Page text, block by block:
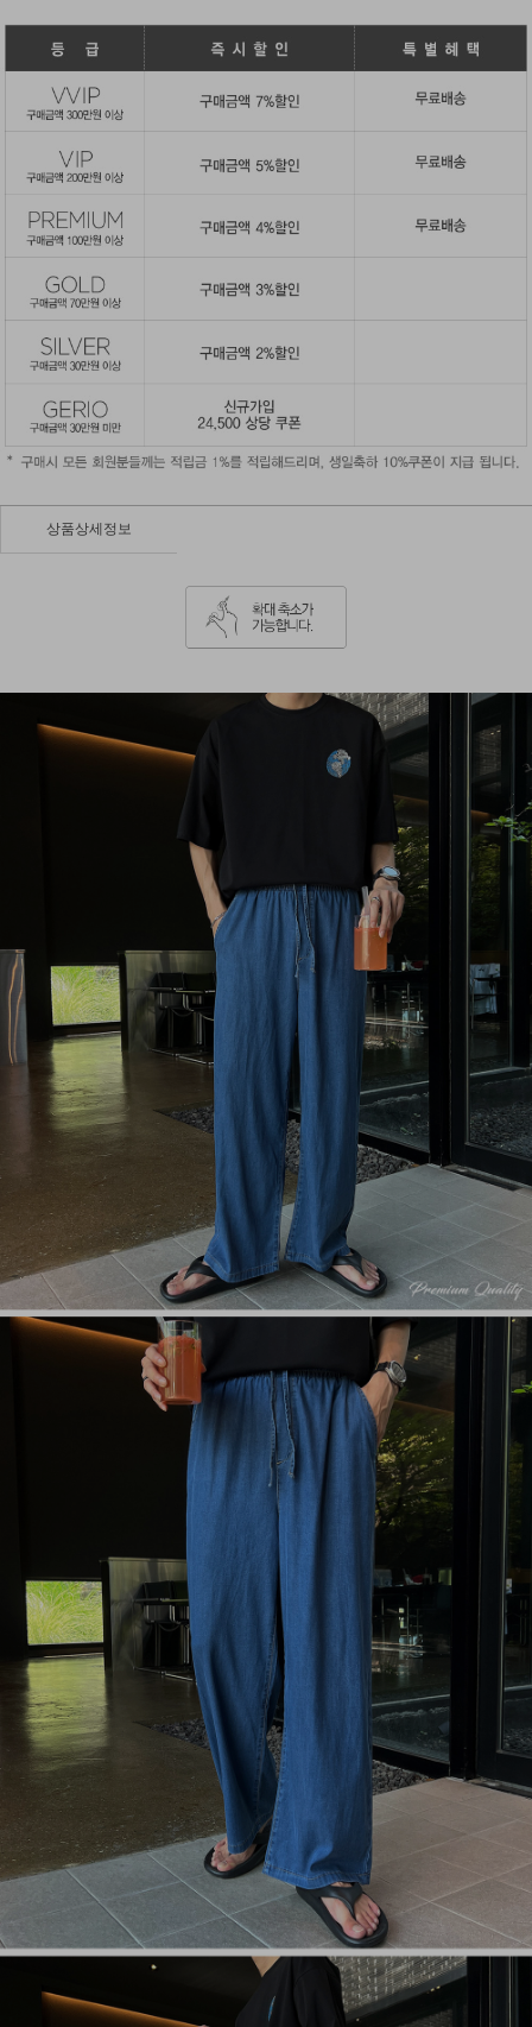
상품상세정보